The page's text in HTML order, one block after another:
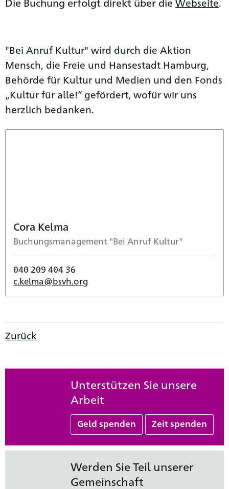
"Bei Anruf Kultur" wird durch die Aktion
Mensch, die Freie und Hansestadt Hamburg,
Behörde für Kultur und Medien und den Fonds
„Kultur für alle!“ gefördert, wofür wir uns
herzlich bedanken.
Cora Kelma
Buchungsmanagement "Bei Anruf Kultur"
040 209 404 36
c.kelma@bsvh.org
Zurück
Unterstützen Sie unsere
Arbeit
Geld spenden Zeit spenden
Werden Sie Teil unserer
Gemeinschaft